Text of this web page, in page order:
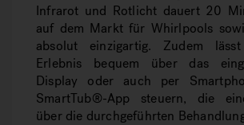
Infrarot und Rotlicht dauert 20
auf dem Markt für Whirlpools
absolut einzigartig. Zudem
Erlebnis bequem über das
Display oder auch per
SmartTub®-App steuern, die
über die durchgeführten